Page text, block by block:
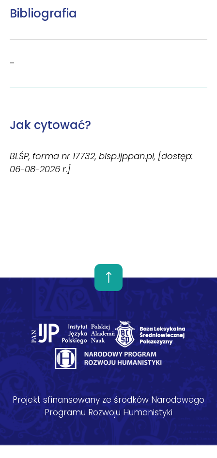
Bibliografia
–
Jak cytować?
BLŚP, forma nr 17732, blsp.ijppan.pl, [dostęp:
06-08-2026 r.]
Projekt sfinansowany ze środków Narodowego
Programu Rozwoju Humanistyki